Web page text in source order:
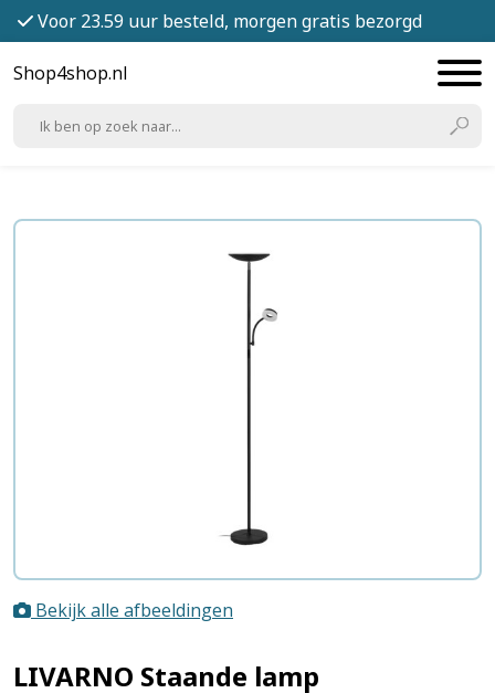
Voor 23.59 uur besteld, morgen gratis bezorgd
Shop4shop.nl
Bekijk alle afbeeldingen
LIVARNO Staande lamp